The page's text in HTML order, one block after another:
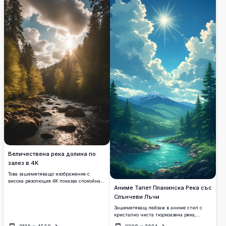
Перфектен за подобряване на вашия
десктоп или мобилен екран с неговите
детайлни, живи цветове и спокойна
атмосфера.
оформят спокойния пейзаж, с червени
плодчета, които добавят цвят. Идеално за
любители на природата и ценители на
изкуството, търсещи спокойна зимна
сцена с високо качество.
Величествена река долина по
залез в 4K
Това зашеметяващо изображение с
висока резолюция 4K показва спокойна
есенни листа добавят цвят, което прави
Аниме Тапет Планинска Река със
Слънчеви Лъчи
Зашеметяващ пейзаж в аниме стил с
кристално чиста тюркоазена река,